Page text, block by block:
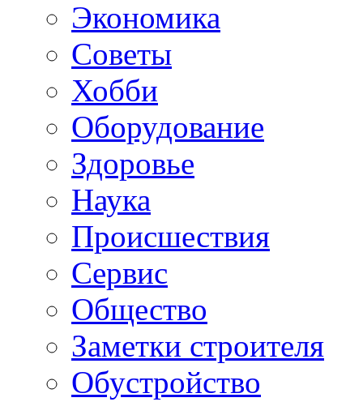
Экономика
Советы
Хобби
Oборудование
Здоровье
Наука
Происшествия
Сервис
Общество
Заметки строителя
Обустройство